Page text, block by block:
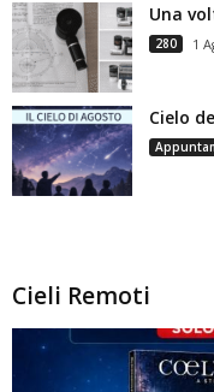
Una
280 1
Cielo
Cieli Remoti